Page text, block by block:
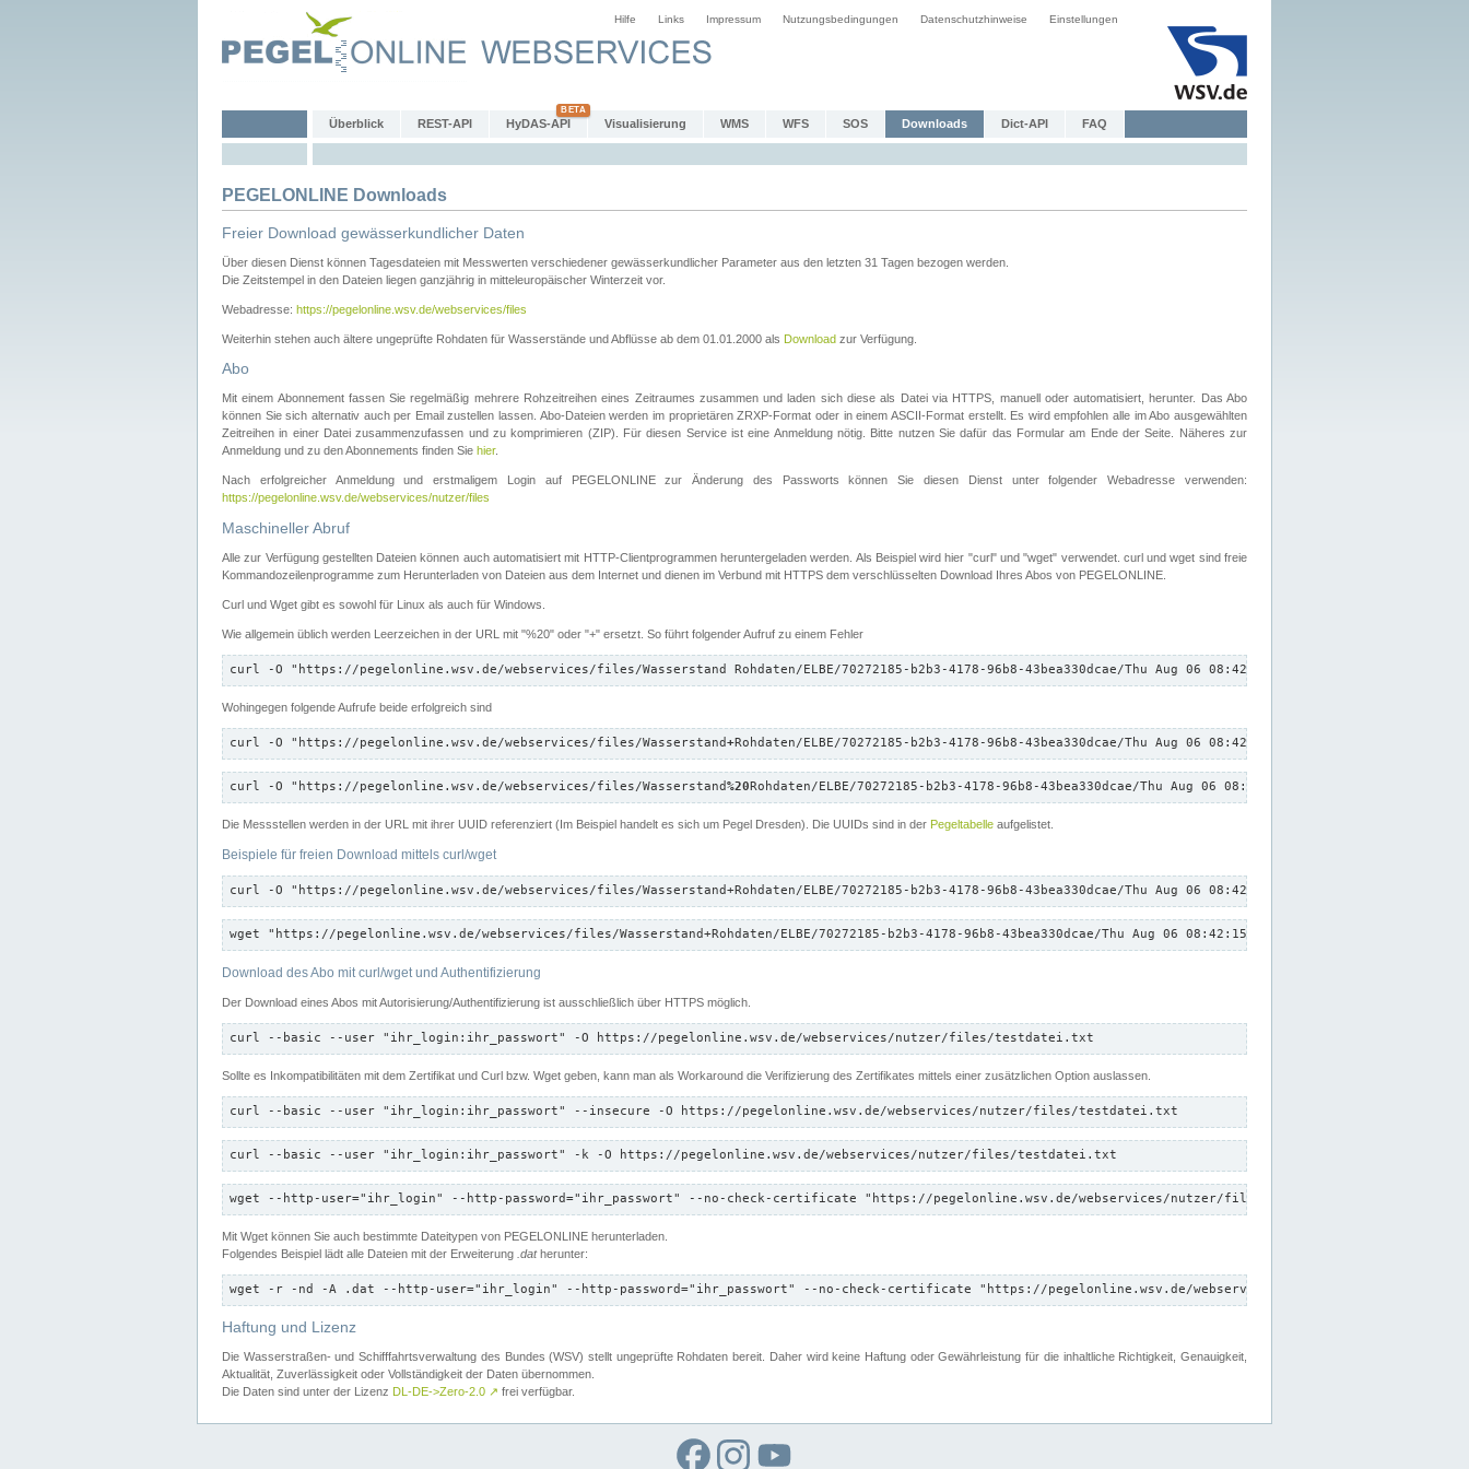
Hilfe Links Impressum Nutzungsbedingungen Datenschutzhinweise Einstellungen
Überblick REST-API HyDAS-API Visualisierung WMS WFS SOS Downloads Dict-API FAQ
PEGELONLINE Downloads
Freier Download gewässerkundlicher Daten
Über diesen Dienst können Tagesdateien mit Messwerten verschiedener gewässerkundlicher Parameter aus den letzten 31 Tagen bezogen werden.
Die Zeitstempel in den Dateien liegen ganzjährig in mitteleuropäischer Winterzeit vor.
Webadresse: https://pegelonline.wsv.de/webservices/files
Weiterhin stehen auch ältere ungeprüfte Rohdaten für Wasserstände und Abflüsse ab dem 01.01.2000 als Download zur Verfügung.
Abo
Mit einem Abonnement fassen Sie regelmäßig mehrere Rohzeitreihen eines Zeitraumes zusammen und laden sich diese als Datei via HTTPS, manuell oder automatisiert, herunter. Das Abo
können Sie sich alternativ auch per Email zustellen lassen. Abo-Dateien werden im proprietären ZRXP-Format oder in einem ASCII-Format erstellt. Es wird empfohlen alle im Abo ausgewählten
Zeitreihen in einer Datei zusammenzufassen und zu komprimieren (ZIP). Für diesen Service ist eine Anmeldung nötig. Bitte nutzen Sie dafür das Formular am Ende der Seite. Näheres zur
Anmeldung und zu den Abonnements finden Sie hier.
Nach erfolgreicher Anmeldung und erstmaligem Login auf PEGELONLINE zur Änderung des Passworts können Sie diesen Dienst unter folgender Webadresse verwenden:
https://pegelonline.wsv.de/webservices/nutzer/files
Maschineller Abruf
Alle zur Verfügung gestellten Dateien können auch automatisiert mit HTTP-Clientprogrammen heruntergeladen werden. Als Beispiel wird hier "curl" und "wget" verwendet. curl und wget sind freie
Kommandozeilenprogramme zum Herunterladen von Dateien aus dem Internet und dienen im Verbund mit HTTPS dem verschlüsselten Download Ihres Abos von PEGELONLINE.
Curl und Wget gibt es sowohl für Linux als auch für Windows.
Wie allgemein üblich werden Leerzeichen in der URL mit "%20" oder "+" ersetzt. So führt folgender Aufruf zu einem Fehler
curl -O "https://pegelonline.wsv.de/webservices/files/Wasserstand Rohdaten/ELBE/70272185-b2b3-4178-96b8-43bea330dcae/Thu Aug 06 08:42:15 CEST 2026/down.txt"
Wohingegen folgende Aufrufe beide erfolgreich sind
curl -O "https://pegelonline.wsv.de/webservices/files/Wasserstand+Rohdaten/ELBE/70272185-b2b3-4178-96b8-43bea330dcae/Thu Aug 06 08:42:15 CEST 2026/down.txt"
curl -O "https://pegelonline.wsv.de/webservices/files/Wasserstand%20Rohdaten/ELBE/70272185-b2b3-4178-96b8-43bea330dcae/Thu Aug 06 08:42:15 CEST 2026/down.txt"
Die Messstellen werden in der URL mit ihrer UUID referenziert (Im Beispiel handelt es sich um Pegel Dresden). Die UUIDs sind in der Pegeltabelle aufgelistet.
Beispiele für freien Download mittels curl/wget
curl -O "https://pegelonline.wsv.de/webservices/files/Wasserstand+Rohdaten/ELBE/70272185-b2b3-4178-96b8-43bea330dcae/Thu Aug 06 08:42:15 CEST 2026/down.txt"
wget "https://pegelonline.wsv.de/webservices/files/Wasserstand+Rohdaten/ELBE/70272185-b2b3-4178-96b8-43bea330dcae/Thu Aug 06 08:42:15 CEST 2026/down.txt"
Download des Abo mit curl/wget und Authentifizierung
Der Download eines Abos mit Autorisierung/Authentifizierung ist ausschließlich über HTTPS möglich.
curl --basic --user "ihr_login:ihr_passwort" -O https://pegelonline.wsv.de/webservices/nutzer/files/testdatei.txt
Sollte es Inkompatibilitäten mit dem Zertifikat und Curl bzw. Wget geben, kann man als Workaround die Verifizierung des Zertifikates mittels einer zusätzlichen Option auslassen.
curl --basic --user "ihr_login:ihr_passwort" --insecure -O https://pegelonline.wsv.de/webservices/nutzer/files/testdatei.txt
curl --basic --user "ihr_login:ihr_passwort" -k -O https://pegelonline.wsv.de/webservices/nutzer/files/testdatei.txt
wget --http-user="ihr_login" --http-password="ihr_passwort" --no-check-certificate "https://pegelonline.wsv.de/webservices/nutzer/files/testdatei.txt"
Mit Wget können Sie auch bestimmte Dateitypen von PEGELONLINE herunterladen.
Folgendes Beispiel lädt alle Dateien mit der Erweiterung .datherunter:
wget -r -nd -A .dat --http-user="ihr_login" --http-password="ihr_passwort" --no-check-certificate "https://pegelonline.wsv.de/webservices/nutzer/files"
Haftung und Lizenz
Die Wasserstraßen- und Schifffahrtsverwaltung des Bundes (WSV) stellt ungeprüfte Rohdaten bereit. Daher wird keine Haftung oder Gewährleistung für die inhaltliche Richtigkeit, Genauigkeit,
Aktualität, Zuverlässigkeit oder Vollständigkeit der Daten übernommen.
Die Daten sind unter der Lizenz DL-DE->Zero-2.0 ↗ frei verfügbar.